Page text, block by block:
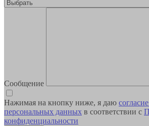
Сообщение
Нажимая на кнопку ниже, я даю
персональных данных в соответствии с
конфиденциальности